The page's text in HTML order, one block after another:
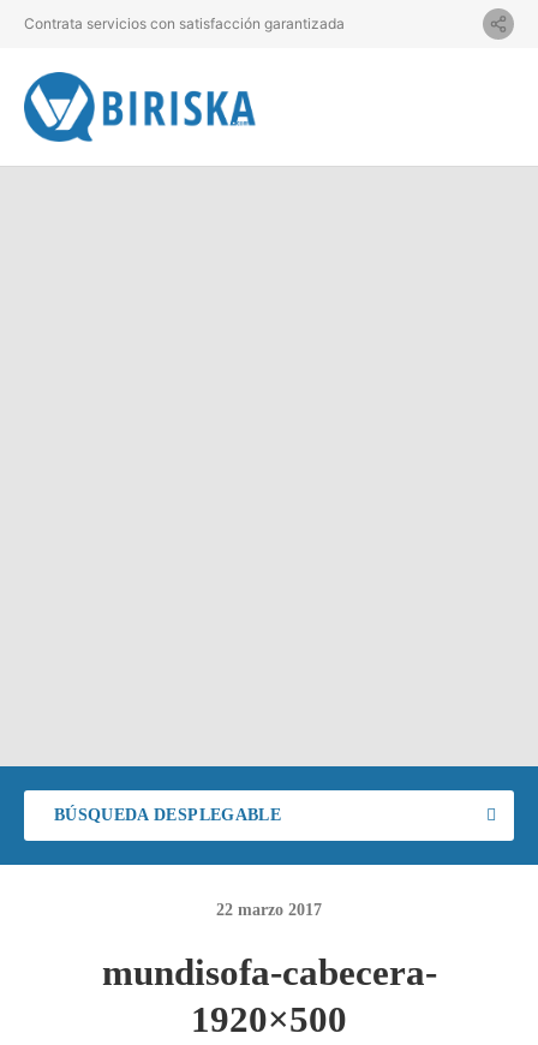
Contrata servicios con satisfacción garantizada
BÚSQUEDA DESPLEGABLE
22 marzo 2017
mundisofa-cabecera-
1920×500